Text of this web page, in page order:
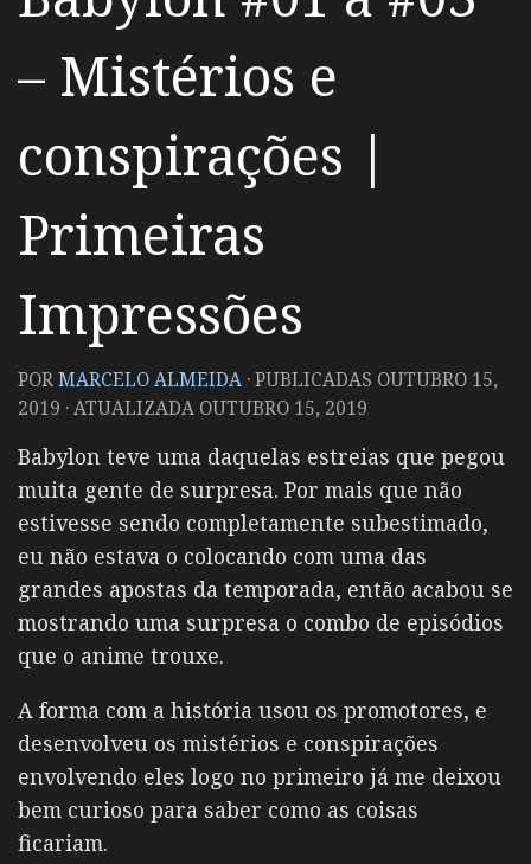
– Mistérios e
conspirações |
Primeiras
Impressões
PORMARCELO ALMEIDA · PUBLICADAS OUTUBRO 15,
2019 · ATUALIZADA OUTUBRO 15, 2019
Babylon teve uma daquelas estreias que pegou
muita gente de surpresa. Por mais que não
estivesse sendo completamente subestimado,
eu não estava o colocando com uma das
grandes apostas da temporada, então acabou se
mostrando uma surpresa o combo de episódios
que o anime trouxe.
A forma com a história usou os promotores, e
desenvolveu os mistérios e conspirações
envolvendo eles logo no primeiro já me deixou
bem curioso para saber como as coisas
ficariam.